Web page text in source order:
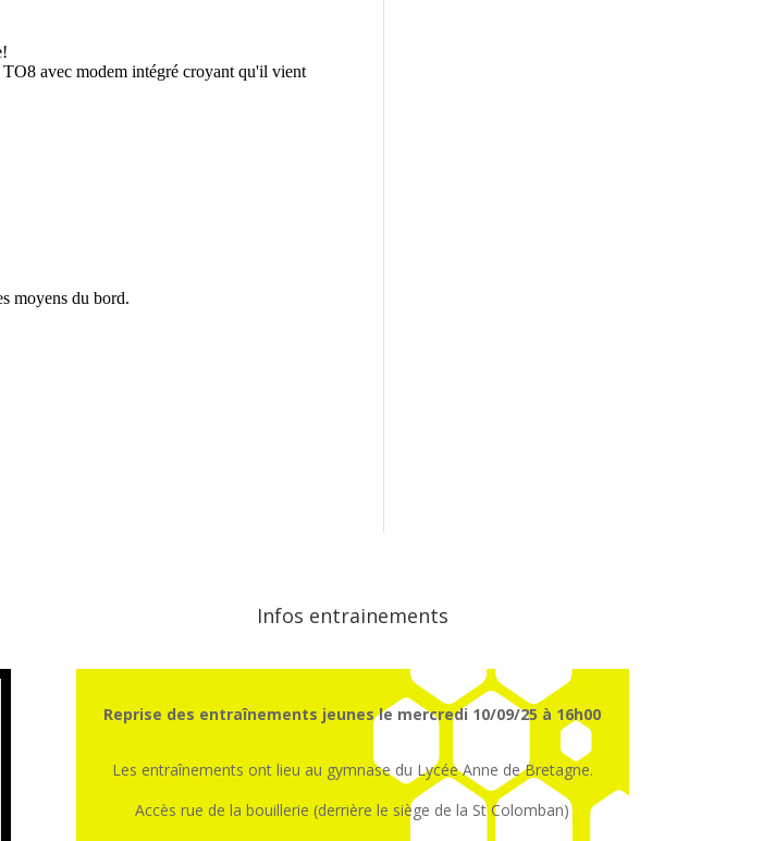
Infos entrainements
Reprise des entraînements jeunes le mercredi 10/09/25 à 16h00
Les entraînements ont lieu au gymnase du Lycée Anne de Bretagne.
Accès rue de la bouillerie (derrière le siège de la St Colomban)